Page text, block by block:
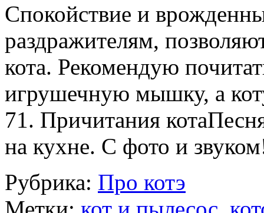
Спокойствие и
раздражителям,
кота. Рекомендую
игрушечную мышку, а
71. Причитания
на кухне. С фото и
Рубрика: Про котэ